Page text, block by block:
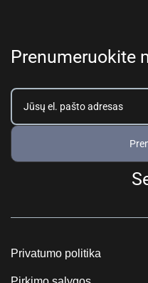
Prenumeruokite
Privatumo politika